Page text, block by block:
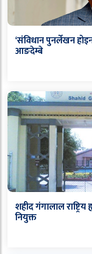
‘संविधान पुनर्लेखन
आङदेम्बे
शहीद गंगालाल
नियुक्त